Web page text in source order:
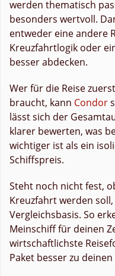
werden thematisch
besonders wertvoll.
entweder eine andere
Kreuzfahrtlogik oder
besser abdecken.
Wer für die Reise
braucht, kann Condor
lässt sich der
klarer bewerten, was
wichtiger ist als ein
Schiffspreis.
Steht noch nicht fest,
Kreuzfahrt werden
Vergleichsbasis. So
Meinschiff für deinen
wirtschaftlichste
Paket besser zu